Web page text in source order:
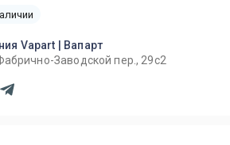
Vapart | Вапарт
Заводской пер., 29с2